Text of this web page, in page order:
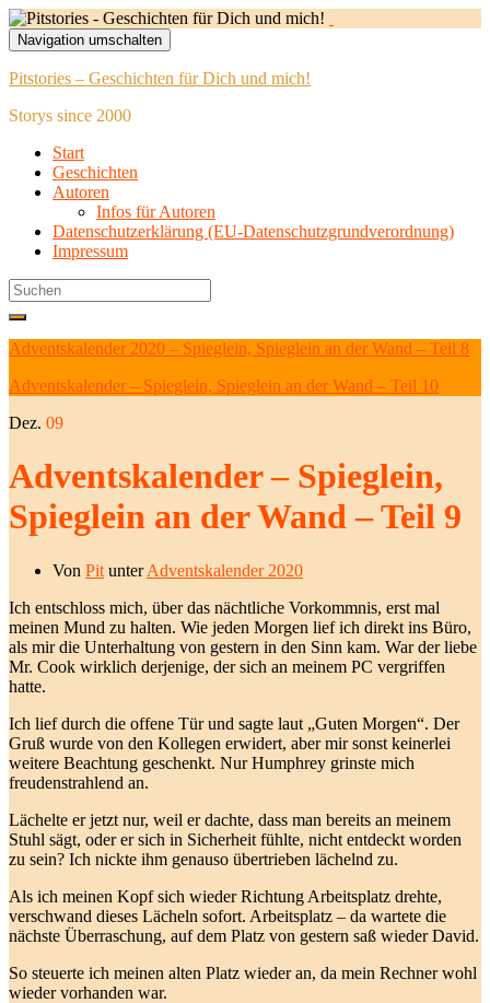
Navigation umschalten
Pitstories – Geschichten für Dich und mich!
Storys since 2000
Start
Geschichten
Autoren
Infos für Autoren
Datenschutzerklärung (EU-Datenschutzgrundverordnung)
Impressum
Search
for:
Adventskalender 2020 – Spieglein, Spieglein an der Wand – Teil 8
Adventskalender – Spieglein, Spieglein an der Wand – Teil 10
Dez. 09
Adventskalender – Spieglein,
Spieglein an der Wand – Teil 9
Von Pit unterAdventskalender 2020
Ich entschloss mich, über das nächtliche Vorkommnis, erst mal
meinen Mund zu halten. Wie jeden Morgen lief ich direkt ins Büro,
als mir die Unterhaltung von gestern in den Sinn kam. War der liebe
Mr. Cook wirklich derjenige, der sich an meinem PC vergriffen
hatte.
Ich lief durch die offene Tür und sagte laut „Guten Morgen“. Der
Gruß wurde von den Kollegen erwidert, aber mir sonst keinerlei
weitere Beachtung geschenkt. Nur Humphrey grinste mich
freudenstrahlend an.
Lächelte er jetzt nur, weil er dachte, dass man bereits an meinem
Stuhl sägt, oder er sich in Sicherheit fühlte, nicht entdeckt worden
zu sein? Ich nickte ihm genauso übertrieben lächelnd zu.
Als ich meinen Kopf sich wieder Richtung Arbeitsplatz drehte,
verschwand dieses Lächeln sofort. Arbeitsplatz – da wartete die
nächste Überraschung, auf dem Platz von gestern saß wieder David.
So steuerte ich meinen alten Platz wieder an, da mein Rechner wohl
wieder vorhanden war.